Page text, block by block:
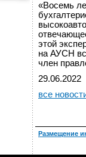
«Восемь
этой
на АУСН
член
29.06.2022
все
Размещение